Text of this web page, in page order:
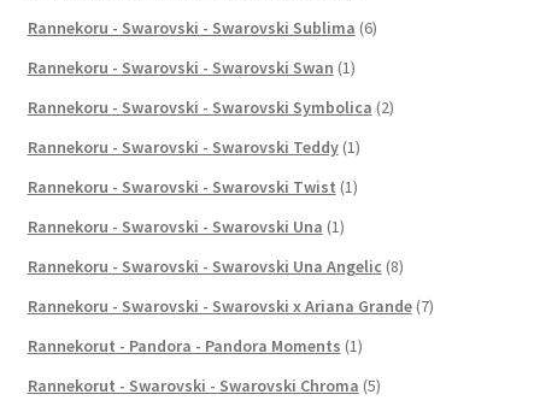
Rannekoru - Swarovski - Swarovski Sublima (6)
Rannekoru - Swarovski - Swarovski Swan (1)
Rannekoru - Swarovski - Swarovski Symbolica (2)
Rannekoru - Swarovski - Swarovski Teddy (1)
Rannekoru - Swarovski - Swarovski Twist (1)
Rannekoru - Swarovski - Swarovski Una (1)
Rannekoru - Swarovski - Swarovski Una Angelic (8)
Rannekoru - Swarovski - Swarovski x Ariana Grande (7)
Rannekorut - Pandora - Pandora Moments (1)
Rannekorut - Swarovski - Swarovski Chroma (5)